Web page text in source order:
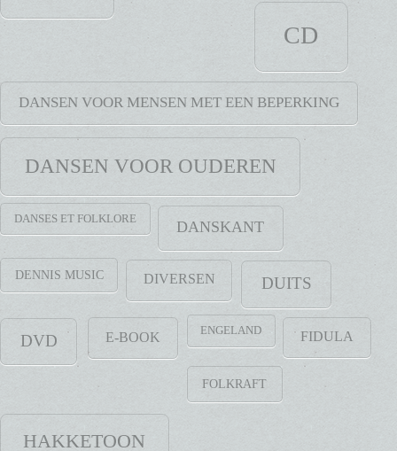
CD
DANSEN VOOR MENSEN MET EEN BEPERKING
DANSEN VOOR OUDEREN
DANSES ET FOLKLORE DANSKANT
DENNIS MUSIC DIVERSEN DUITS
DVD E-BOOK ENGELAND FIDULA
FOLKRAFT
HAKKETOON